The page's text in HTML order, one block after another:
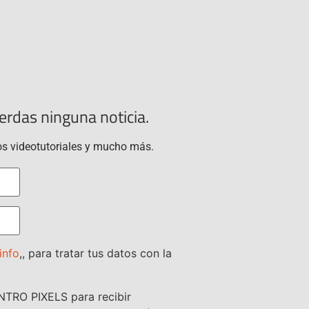
ninguna noticia.
videotutoriales y mucho más.
,, para tratar tus datos con la
PIXELS para recibir